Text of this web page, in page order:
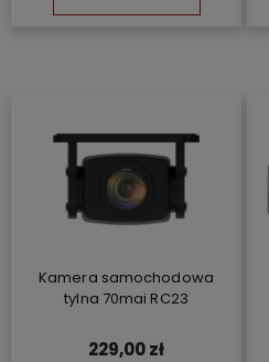
Kamera samochodowa
tylna 70mai RC23
229,00 zł